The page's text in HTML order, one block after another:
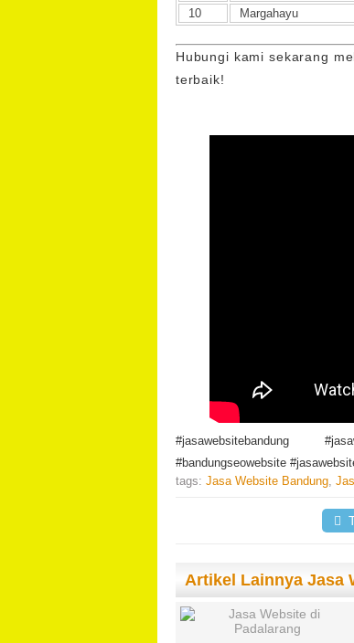
10
Margahayu
Hubungi kami sekarang
terbaik!
#jasawebsitebandung
#bandungseowebsite
tags: Jasa Website Bandung
Artikel Lainnya Jasa